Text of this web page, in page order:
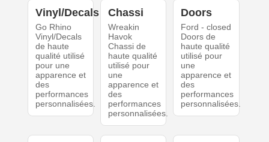
Vinyl/Decals
Go Rhino
Vinyl/Decals
de haute
qualité utilisé
pour une
apparence et
des
performances
personnalisées.
Chassi
Wreakin
Havok
Chassi de
haute qualité
utilisé pour
une
apparence et
des
performances
personnalisées.
Doors
Ford - closed
Doors de
haute qualité
utilisé pour
une
apparence et
des
performances
personnalisées.